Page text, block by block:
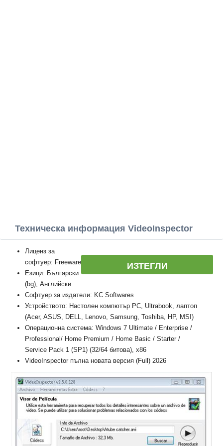
Техническа информация VideoInspector
ИЗТЕГЛИ
Лиценз за
софтуер: Freeware
Езици: Български
(bg), Английски
Софтуер за издатели: KC Softwares
Устройството: Настолен компютър PC, Ultrabook, лаптоп
(Acer, ASUS, DELL, Lenovo, Samsung, Toshiba, HP, MSI)
Операционна система: Windows 7 Ultimate / Enterprise /
Professional/ Home Premium / Home Basic / Starter /
Service Pack 1 (SP1) (32/64 битова), x86
VideoInspector пълна новата версия (Full) 2026